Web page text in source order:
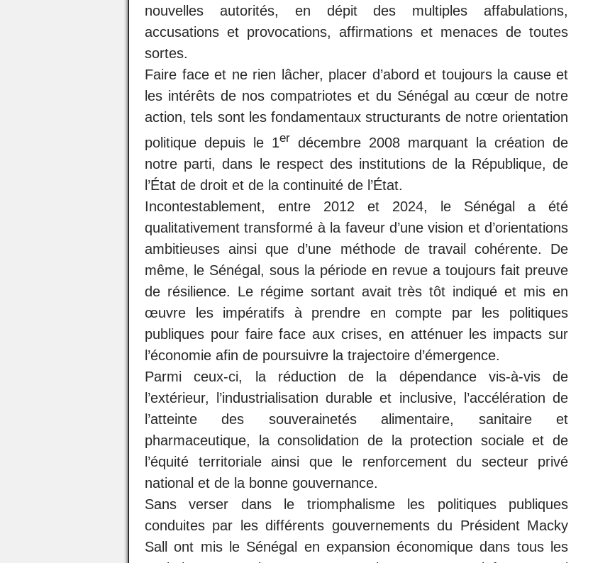
nouvelles autorités, en dépit des multiples affabulations,
accusations et provocations, affirmations et menaces de toutes
sortes.
Faire face et ne rien lâcher, placer d’abord et toujours la cause et
les intérêts de nos compatriotes et du Sénégal au cœur de notre
action, tels sont les fondamentaux structurants de notre orientation
politique depuis le 1er décembre 2008 marquant la création de
notre parti, dans le respect des institutions de la République, de
l’État de droit et de la continuité de l’État.
Incontestablement, entre 2012 et 2024, le Sénégal a été
qualitativement transformé à la faveur d’une vision et d’orientations
ambitieuses ainsi que d’une méthode de travail cohérente. De
même, le Sénégal, sous la période en revue a toujours fait preuve
de résilience. Le régime sortant avait très tôt indiqué et mis en
œuvre les impératifs à prendre en compte par les politiques
publiques pour faire face aux crises, en atténuer les impacts sur
l’économie afin de poursuivre la trajectoire d’émergence.
Parmi ceux-ci, la réduction de la dépendance vis-à-vis de
l’extérieur, l’industrialisation durable et inclusive, l’accélération de
l’atteinte des souverainetés alimentaire, sanitaire et
pharmaceutique, la consolidation de la protection sociale et de
l’équité territoriale ainsi que le renforcement du secteur privé
national et de la bonne gouvernance.
Sans verser dans le triomphalisme les politiques publiques
conduites par les différents gouvernements du Président Macky
Sall ont mis le Sénégal en expansion économique dans tous les